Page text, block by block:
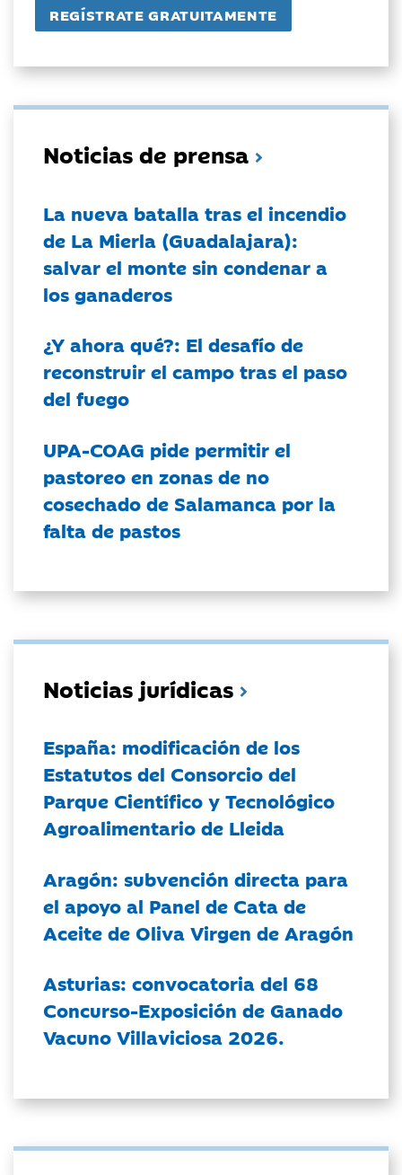
Noticias de prensa
La nueva batalla tras el incendio
de La Mierla (Guadalajara):
salvar el monte sin condenar a
los ganaderos
¿Y ahora qué?: El desafío de
reconstruir el campo tras el paso
del fuego
UPA-COAG pide permitir el
pastoreo en zonas de no
cosechado de Salamanca por la
falta de pastos
Noticias jurídicas
España: modificación de los
Estatutos del Consorcio del
Parque Científico y Tecnológico
Agroalimentario de Lleida
Aragón: subvención directa para
el apoyo al Panel de Cata de
Aceite de Oliva Virgen de Aragón
Asturias: convocatoria del 68
Concurso-Exposición de Ganado
Vacuno Villaviciosa 2026.